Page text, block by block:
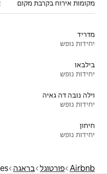
אתרים פופולריים בקרבת מקום
פורטו
יחידות נופש
קשקאיש
יחידות נופש
סנטנדר
יחידות נופש
אפשרויות נוספות